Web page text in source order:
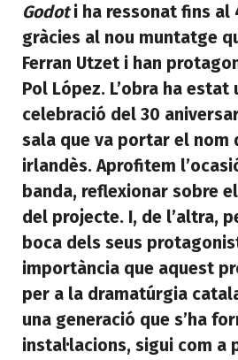
Godoti ha ressonat fins al
gràcies al nou muntatge
Ferran Utzet i han
Pol López. L’obra ha
celebració del 30
sala que va portar el nom
irlandès. Aprofitem
banda, reflexionar sobre
del projecte. I, de l’altra,
boca dels seus
importància que aquest
per a la dramatúrgia
una generació que s’ha
instal·lacions, sigui com a